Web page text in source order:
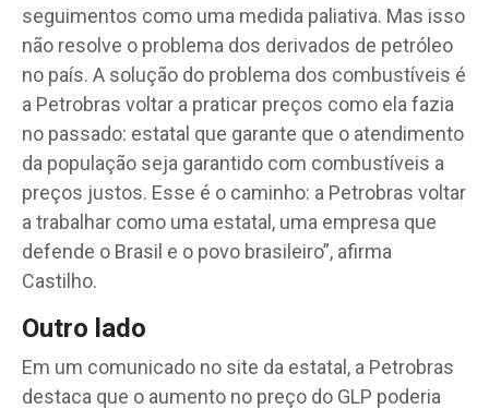
seguimentos como uma medida paliativa. Mas isso
não resolve o problema dos derivados de petróleo
no país. A solução do problema dos combustíveis é
a Petrobras voltar a praticar preços como ela fazia
no passado: estatal que garante que o atendimento
da população seja garantido com combustíveis a
preços justos. Esse é o caminho: a Petrobras voltar
a trabalhar como uma estatal, uma empresa que
defende o Brasil e o povo brasileiro”, afirma
Castilho.
Outro lado
Em um comunicado no site da estatal, a Petrobras
destaca que o aumento no preço do GLP poderia